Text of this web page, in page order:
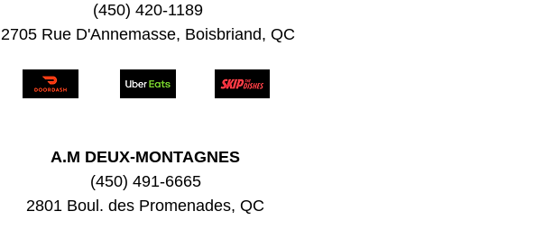
(450) 420-1189
2705 Rue D'Annemasse, Boisbriand, QC
A.M DEUX-MONTAGNES
(450) 491-6665
2801 Boul. des Promenades, QC